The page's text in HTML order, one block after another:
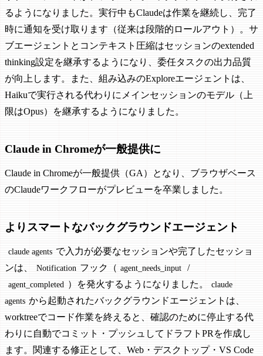
るようになりました。実行中もClaudeは作業を継続し、完了
時に通知を受け取ります（従来は段階的ロールアウト）。サ
ブエージェントとコンテキスト圧縮はセッションのextended
thinking設定を継承するようになり、委任タスクの出力品質
が向上します。また、組み込みのExploreエージェントは、
Haikuで実行される代わりにメインセッションのモデル（上
限はOpus）を継承するようになりました。
Claude in Chromeが一般提供に
Claude in Chromeが一般提供（GA）となり、ブラウザベース
のClaudeワークフローがプレビューを卒業しました。
よりスマートなバックグラウンドエージェント
claude agents で入力が必要なセッションや完了したセッショ
ンは、
Notification フック（ agent_needs_input /
agent_completed ）を発火するようになりました。
claude
agents から起動されたバックグラウンドエージェントは、
worktreeでコード作業を終えると、確認のために停止する代
わりに自動でコミット・プッシュしてドラフトPRを作成し
ます。関連する修正として、Web・デスクトップ・VS Code